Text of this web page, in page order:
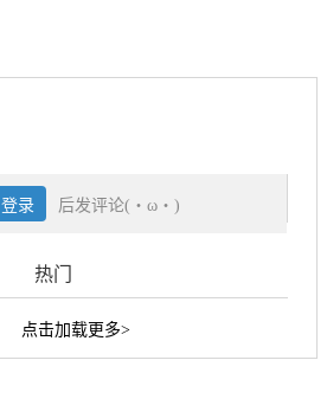
登录 后发评论(・ω・)
热门
点击加载更多>